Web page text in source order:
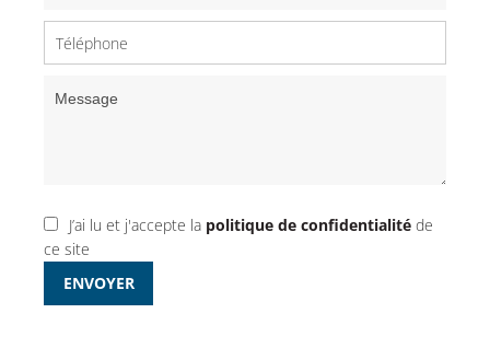
J’ai lu et j'accepte la politique de confidentialité de
ce site
ENVOYER